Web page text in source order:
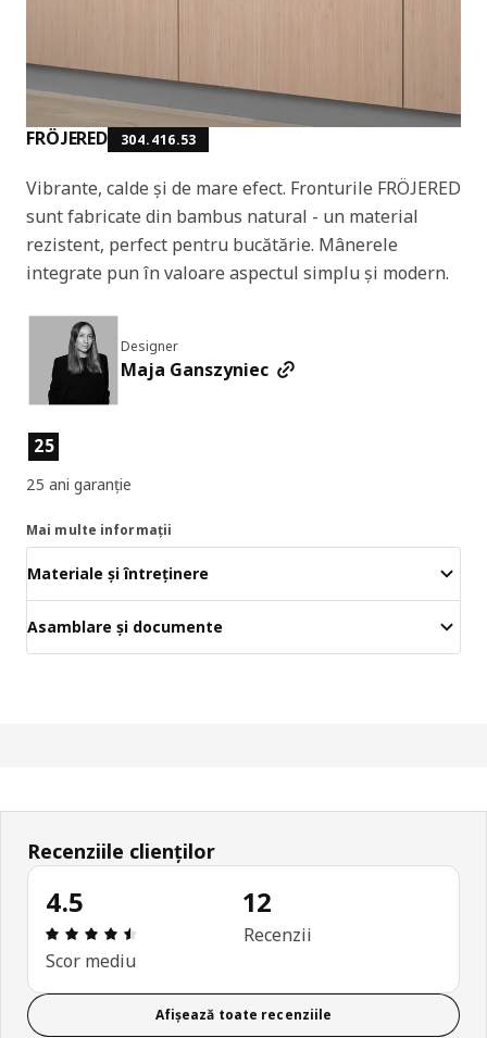
FRÖJERED 304.416.53
Vibrante, calde și de mare efect. Fronturile FRÖJERED
sunt fabricate din bambus natural - un material
rezistent, perfect pentru bucătărie. Mânerele
integrate pun în valoare aspectul simplu și modern.
Designer
Maja Ganszyniec
Caracteristicile produselor
25
25 ani garanție
Mai multe informații
Materiale și întreținere
Asamblare și documente
Recenziile clienților
4.5
Prezentare generală: 4.5 din 5 stele Total
Scor mediu
12
Recenzii
Afișează toate recenziile